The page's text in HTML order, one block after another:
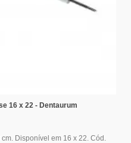
16 x 22 - Dentaurum
Disponível em 16 x 22. Cód.